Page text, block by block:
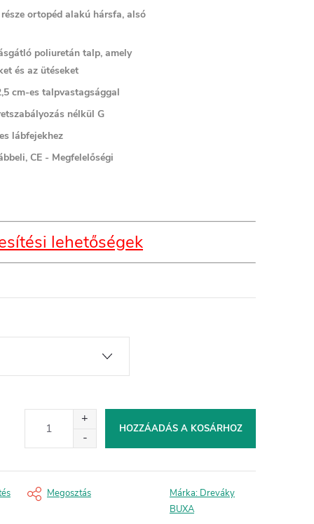
ortopéd alakú hársfa, alsó
poliuretán talp, amely
és az ütéseket
cm-es talpvastagsággal
nélkül G
lábfejekhez
CE - Megfelelőségi
lehetőségek
HOZZÁADÁS A KOSÁRHOZ
Megosztás Márka: Dreváky
BUXA